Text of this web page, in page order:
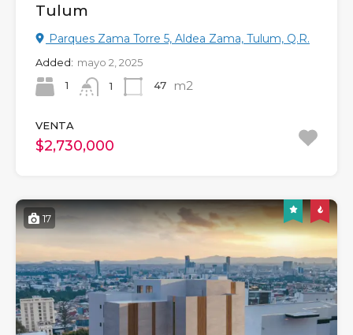
Tulum
Parques Zama Torre 5, Aldea Zama, Tulum, Q.R.
Added: mayo 2, 2025
1
1 47 m2
VENTA
$2,730,000
17